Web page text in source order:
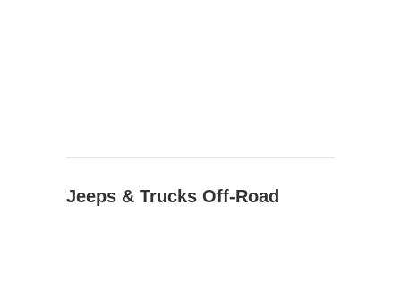
Jeeps & Trucks Off-Road